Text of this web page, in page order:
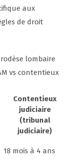
aux
de droit
lombaire
vs contentieux
Contentieux
judiciaire
(tribunal
judiciaire)
18 mois à 4 ans